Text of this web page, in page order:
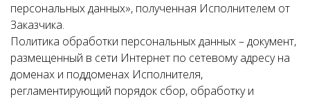
персональных данных», полученная Исполнителем от
Заказчика.
Политика обработки персональных данных – документ,
размещенный в сети Интернет по сетевому адресу на
доменах и поддоменах Исполнителя,
регламентирующий порядок сбор, обработку и